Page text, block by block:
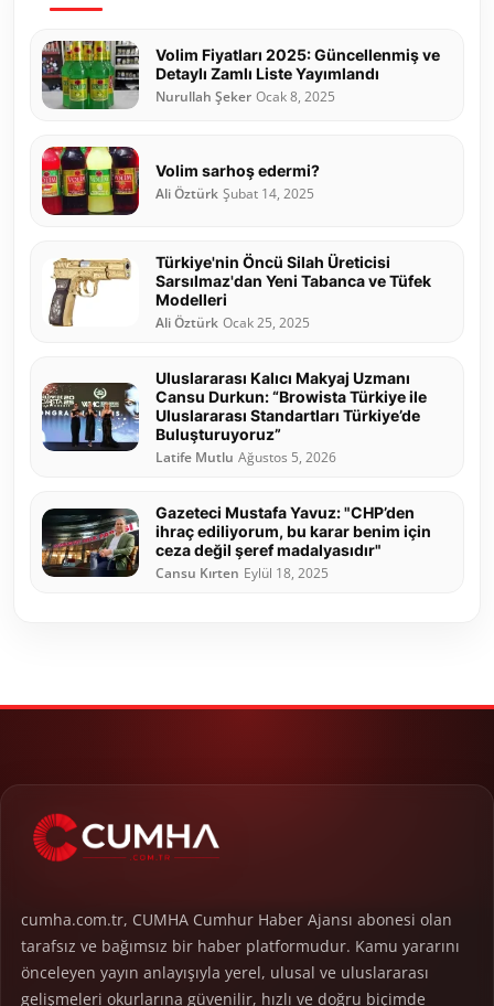
Volim Fiyatları 2025: Güncellenmiş ve
Detaylı Zamlı Liste Yayımlandı
Nurullah Şeker Ocak 8, 2025
Volim sarhoş edermi?
Ali Öztürk Şubat 14, 2025
Türkiye'nin Öncü Silah Üreticisi
Sarsılmaz'dan Yeni Tabanca ve Tüfek
Modelleri
Ali Öztürk Ocak 25, 2025
Uluslararası Kalıcı Makyaj Uzmanı
Cansu Durkun: “Browista Türkiye ile
Uluslararası Standartları Türkiye’de
Buluşturuyoruz”
Latife Mutlu Ağustos 5, 2026
Gazeteci Mustafa Yavuz: "CHP’den
ihraç ediliyorum, bu karar benim için
ceza değil şeref madalyasıdır"
Cansu Kırten Eylül 18, 2025
cumha.com.tr, CUMHA Cumhur Haber Ajansı abonesi olan
tarafsız ve bağımsız bir haber platformudur. Kamu yararını
önceleyen yayın anlayışıyla yerel, ulusal ve uluslararası
gelişmeleri okurlarına güvenilir, hızlı ve doğru biçimde